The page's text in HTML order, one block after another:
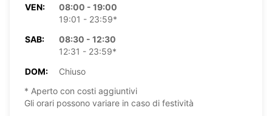
VEN:
08:00 - 19:00
19:01 - 23:59*
SAB:
08:30 - 12:30
12:31 - 23:59*
DOM:
Chiuso
* Aperto con costi aggiuntivi
Gli orari possono variare in caso di festività